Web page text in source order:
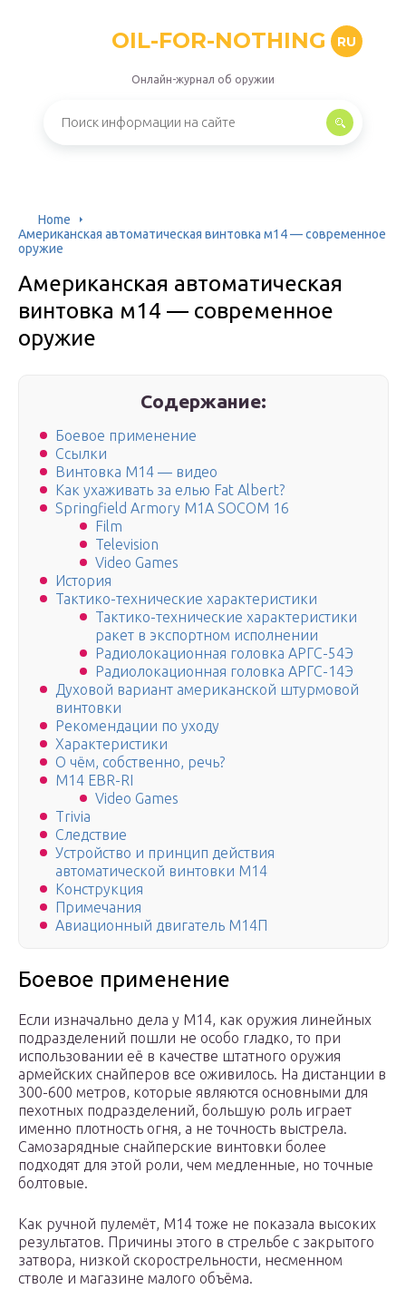
OIL-FOR-NOTHING RU
Онлайн-журнал об оружии
Home
Американская автоматическая винтовка м14 — современное
оружие
Американская автоматическая
винтовка м14 — современное
оружие
Содержание:
Боевое применение
Ссылки
Винтовка M14 — видео
Как ухаживать за елью Fat Albert?
Springfield Armory M1A SOCOM 16
Film
Television
Video Games
История
Тактико-технические характеристики
Тактико-технические характеристики
ракет в экспортном исполнении
Радиолокационная головка АРГС-54Э
Радиолокационная головка АРГС-14Э
Духовой вариант американской штурмовой
винтовки
Рекомендации по уходу
Характеристики
О чём, собственно, речь?
M14 EBR-RI
Video Games
Trivia
Следствие
Устройство и принцип действия
автоматической винтовки М14
Конструкция
Примечания
Авиационный двигатель М14П
Боевое применение
Если изначально дела у М14, как оружия линейных
подразделений пошли не особо гладко, то при
использовании её в качестве штатного оружия
армейских снайперов все оживилось. На дистанции в
300-600 метров, которые являются основными для
пехотных подразделений, большую роль играет
именно плотность огня, а не точность выстрела.
Самозарядные снайперские винтовки более
подходят для этой роли, чем медленные, но точные
болтовые.
Как ручной пулемёт, М14 тоже не показала высоких
результатов. Причины этого в стрельбе с закрытого
затвора, низкой скорострельности, несменном
стволе и магазине малого объёма.